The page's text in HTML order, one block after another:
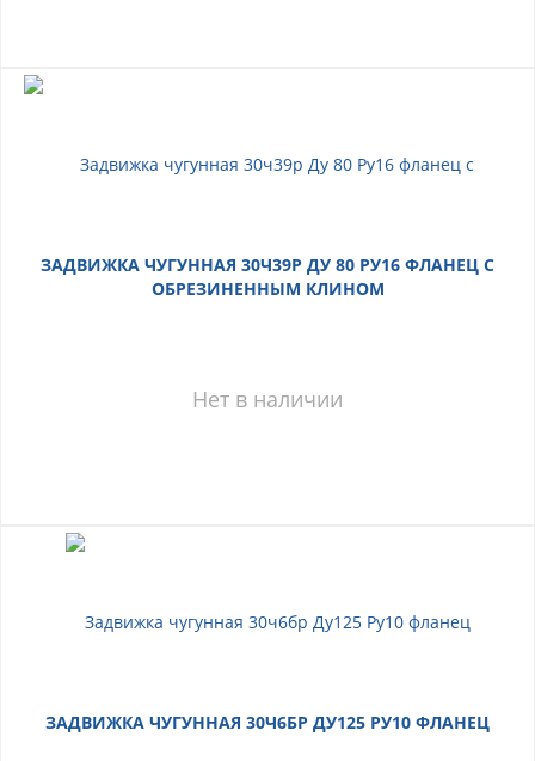
ЗАДВИЖКА ЧУГУННАЯ 30Ч39Р ДУ 80 РУ16 ФЛАНЕЦ С
ОБРЕЗИНЕННЫМ КЛИНОМ
Нет в наличии
ЗАДВИЖКА ЧУГУННАЯ 30Ч6БР ДУ125 РУ10 ФЛАНЕЦ